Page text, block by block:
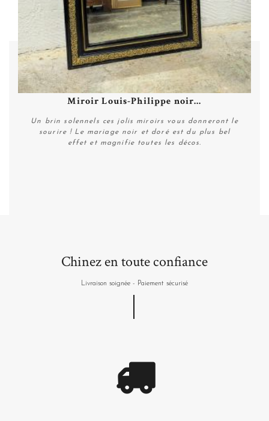
Miroir Louis-Philippe noir...
Un brin solennels ces jolis miroirs vous donneront le
sourire ! Le mariage noir et doré est du plus bel
effet et magnifie toutes les décos.
Chinez en toute confiance
Livraison soignée - Paiement sécurisé